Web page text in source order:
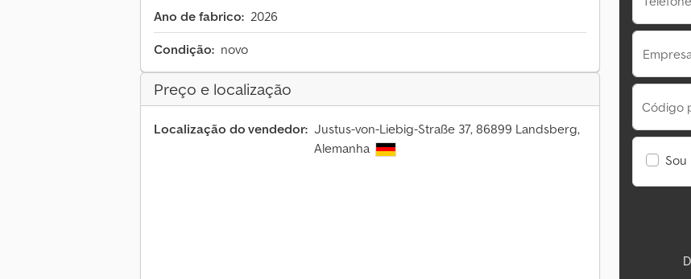
Ano de fabrico: 2026
Condição: novo
Preço e localização
Localização do vendedor: Justus-von-Liebig-Straße 37, 86899 Landsberg,
Alemanha
Código
Sou